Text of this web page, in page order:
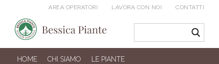
AREA OPERATORI LAVORA CON NOI CONTATTI
HOME CHI SIAMO LE PIANTE